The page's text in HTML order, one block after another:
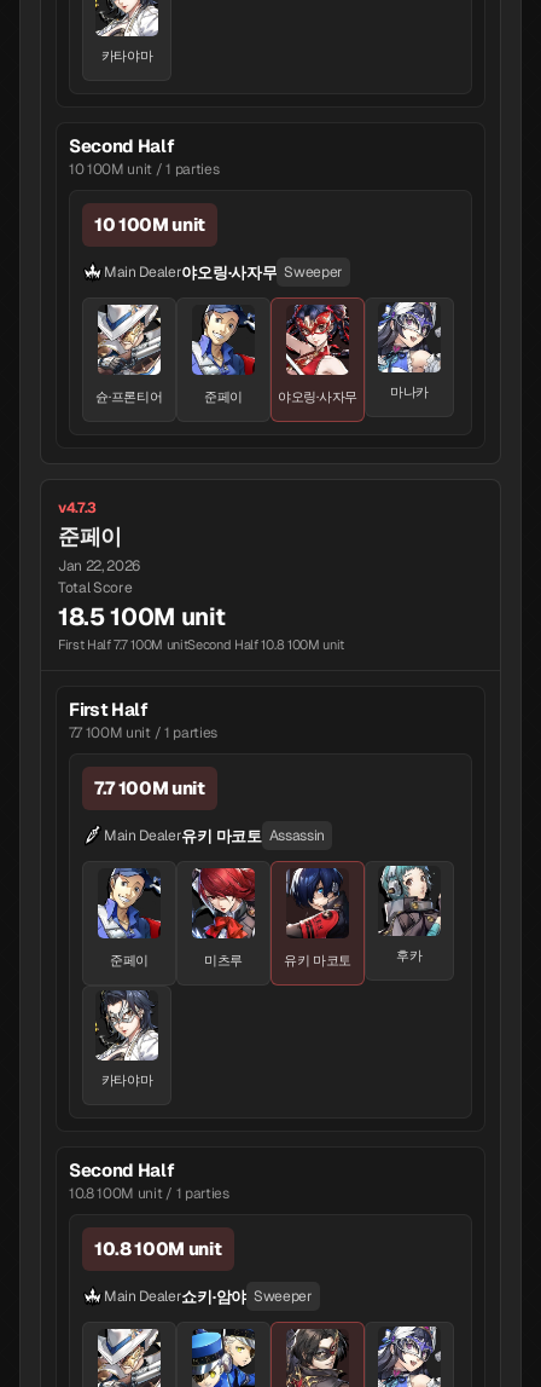
카타야마
Second Half
10 100M unit / 1 parties
10 100M unit
Main Dealer야오링·사자무 Sweeper
슌·프론티어 준페이 야오링·사자무 마나카
v4.7.3
준페이
Jan 22, 2026
Total Score
18.5 100M unit
First Half 7.7 100M unitSecond Half 10.8 100M unit
First Half
7.7 100M unit / 1 parties
7.7 100M unit
Main Dealer유키 마코토 Assassin
준페이 미츠루 유키 마코토 후카
카타야마
Second Half
10.8 100M unit / 1 parties
10.8 100M unit
Main Dealer쇼키·암야 Sweeper